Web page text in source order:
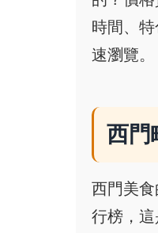
時間、
速瀏覽。
西門
西門美
行榜，